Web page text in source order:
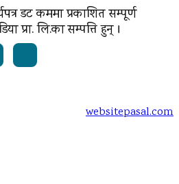
डट कममा प्रकाशित सम्पूर्ण
प्रा. लि.का सम्पत्ति हुन् ।
websitepasal.com